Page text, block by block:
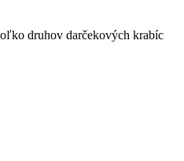
druhov darčekových krabíc